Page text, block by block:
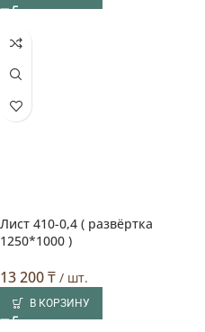
Лист 410-0,4 ( развёртка
1250*1000 )
13 200₸ / шт.
В КОРЗИНУ